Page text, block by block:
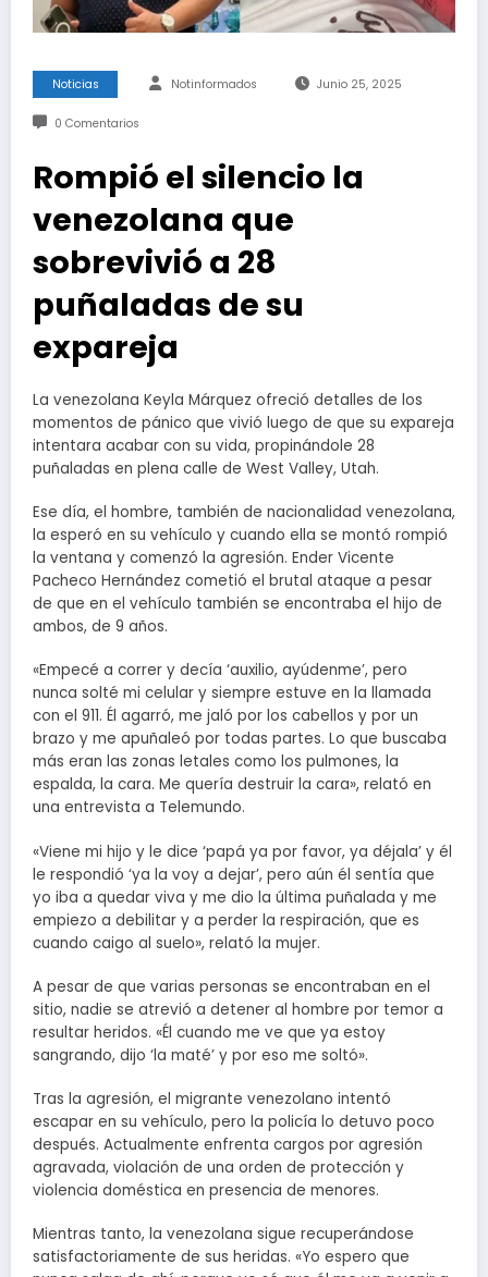
Noticias Notinformados Junio 25, 2025
0 Comentarios
Rompió el silencio la
venezolana que
sobrevivió a 28
puñaladas de su
expareja
La venezolana Keyla Márquez ofreció detalles de los
momentos de pánico que vivió luego de que su expareja
intentara acabar con su vida, propinándole 28
puñaladas en plena calle de West Valley, Utah.
Ese día, el hombre, también de nacionalidad venezolana,
la esperó en su vehículo y cuando ella se montó rompió
la ventana y comenzó la agresión. Ender Vicente
Pacheco Hernández cometió el brutal ataque a pesar
de que en el vehículo también se encontraba el hijo de
ambos, de 9 años.
«Empecé a correr y decía ‘auxilio, ayúdenme’, pero
nunca solté mi celular y siempre estuve en la llamada
con el 911. Él agarró, me jaló por los cabellos y por un
brazo y me apuñaleó por todas partes. Lo que buscaba
más eran las zonas letales como los pulmones, la
espalda, la cara. Me quería destruir la cara», relató en
una entrevista a Telemundo.
«Viene mi hijo y le dice ‘papá ya por favor, ya déjala’ y él
le respondió ‘ya la voy a dejar’, pero aún él sentía que
yo iba a quedar viva y me dio la última puñalada y me
empiezo a debilitar y a perder la respiración, que es
cuando caigo al suelo», relató la mujer.
A pesar de que varias personas se encontraban en el
sitio, nadie se atrevió a detener al hombre por temor a
resultar heridos. «Él cuando me ve que ya estoy
sangrando, dijo ‘la maté’ y por eso me soltó».
Tras la agresión, el migrante venezolano intentó
escapar en su vehículo, pero la policía lo detuvo poco
después. Actualmente enfrenta cargos por agresión
agravada, violación de una orden de protección y
violencia doméstica en presencia de menores.
Mientras tanto, la venezolana sigue recuperándose
satisfactoriamente de sus heridas. «Yo espero que